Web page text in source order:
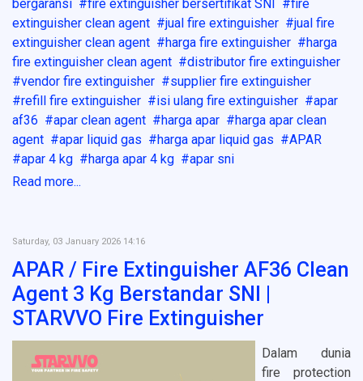
bergaransi
fire extinguisher bersertifikat SNI
fire
extinguisher clean agent
jual fire extinguisher
jual fire
extinguisher clean agent
harga fire extinguisher
harga
fire extinguisher clean agent
distributor fire extinguisher
vendor fire extinguisher
supplier fire extinguisher
refill fire extinguisher
isi ulang fire extinguisher
apar
af36
apar clean agent harga apar
harga apar clean
agent
apar liquid gas harga apar liquid gas
APAR
apar 4 kg
harga apar 4 kg
apar sni
Read more...
Saturday, 03 January 2026 14:16
APAR / Fire Extinguisher AF36 Clean
Agent 3 Kg Berstandar SNI |
STARVVO Fire Extinguisher
Dalam dunia
fire protection